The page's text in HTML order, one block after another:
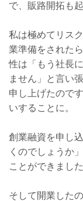
で、販路開拓も
私は極めてリス
業準備をされた
性は「もう社長
ません」と言い
申し上げたので
いすることに。
創業融資を申し
くのでしょうか
ことができました
そして開業した